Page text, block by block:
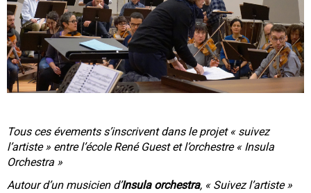
Tous ces évements s’inscrivent dans le projet « suivez
l’artiste » entre l’école René Guest et l’orchestre « Insula
Orchestra »
Autour d’un musicien d’Insula orchestra, « Suivez l’artiste »